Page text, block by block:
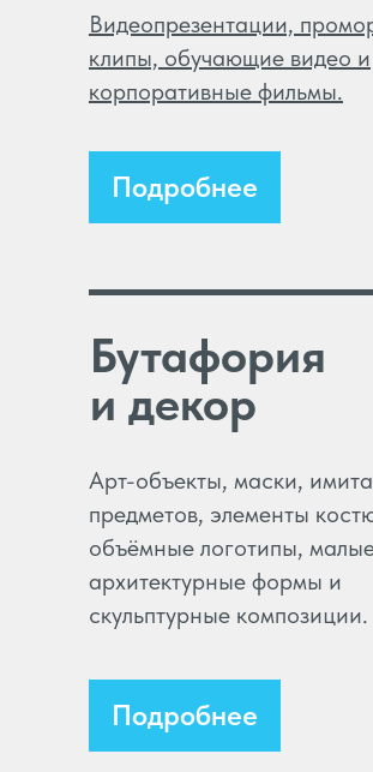
Видеопрезентации,
клипы, обучающие видео и
корпоративные фильмы.
Подробнее
Арт-объекты, маски,
предметов, элементы
объёмные логотипы,
архитектурные формы и
скульптурные композиции.
Бутафория
и декор
Подробнее